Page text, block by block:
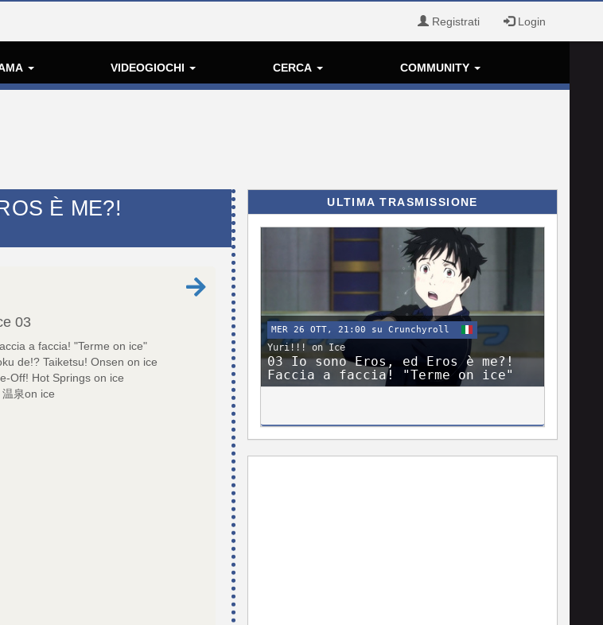
Registrati Login
VIDEOGIOCHI CERCA COMMUNITY
È ME?!
03
a faccia! "Terme on ice"
de!? Taiketsu! Onsen on ice
Off! Hot Springs on ice
泉on ice
ULTIMA TRASMISSIONE
MER 26 OTT, 21:00 su Crunchyroll
Yuri!!! on Ice
03 Io sono Eros, ed Eros è me?!
Faccia a faccia! "Terme on ice"